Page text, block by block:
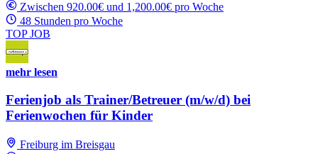
Zwischen 920.00€ und 1,200.00€ pro Woche
48 Stunden pro Woche
TOP JOB
mehr lesen
Ferienjob als Trainer/Betreuer (m/w/d) bei
Ferienwochen für Kinder
Freiburg im Breisgau